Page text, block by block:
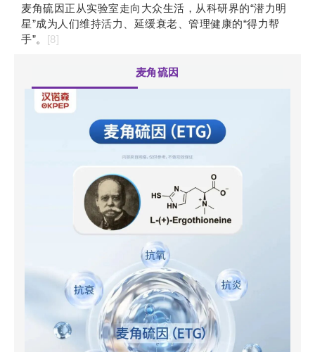
麦角硫因正从实验室走向大众生活，从科研界的“潜力明
星”成为人们维持活力、延缓衰老、管理健康的“得力帮
手”。 [8]
麦角硫因